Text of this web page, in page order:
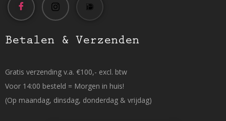
Betalen & Verzenden
Gratis verzending v.a. €100,- excl. btw
Voor 14:00 besteld = Morgen in huis!
(Op maandag, dinsdag, donderdag & vrijdag)